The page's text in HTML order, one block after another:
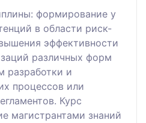
формирование у
в области риск-
эффективности
различных форм
разработки и
процессов или
Курс
магистрантами знаний